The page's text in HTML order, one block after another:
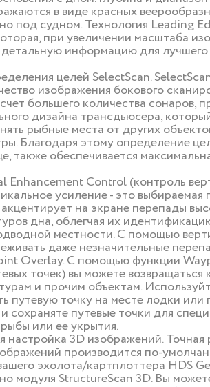
в виде красных
под судном. Технология Leading
при увеличении масштаба
информацию для
целей SelectScan.
изображения бокового
счет большего количества
дизайна трансдьюсера,
рыбные места от других
Благодаря этому определение
также обеспечивается
Enhancement Control (контроль
усиление - это выбираемая
на экране перепады
дна, облегчая их
местности. С помощью
даже незначительные
Overlay. С помощью функции
точек) вы можете
и прочим объектам.
путевую точку на месте лодки или
сохраняте путевые точки для
или ее укрытия.
настройка 3D изображений. Точная
производится по-
эхолота/картплоттера HDS
модуля StructureScan 3D. Вы